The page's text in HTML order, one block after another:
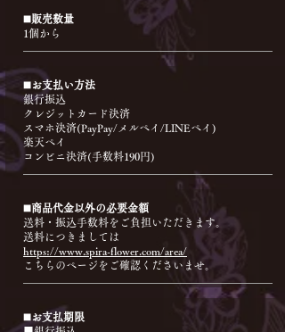
◼️販売数量
1個から
◼️お支払い方法
銀行振込
クレジットカード決済
スマホ決済(PayPay/メルペイ/LINEペイ)
楽天ペイ
コンビニ決済(手数料190円)
◼️商品代金以外の必要金額
送料・振込手数料をご負担いただきます。
送料につきましては
https://www.spira-flower.com/area/
こちらのページをご確認くださいませ。
◼️お支払期限